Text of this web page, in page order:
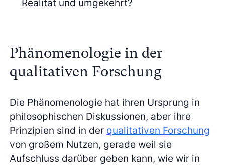
Realität und umgekehrt?
Phänomenologie in der
qualitativen Forschung
Die Phänomenologie hat ihren Ursprung in
philosophischen Diskussionen, aber ihre
Prinzipien sind in der qualitativen Forschung
von großem Nutzen, gerade weil sie
Aufschluss darüber geben kann, wie wir in